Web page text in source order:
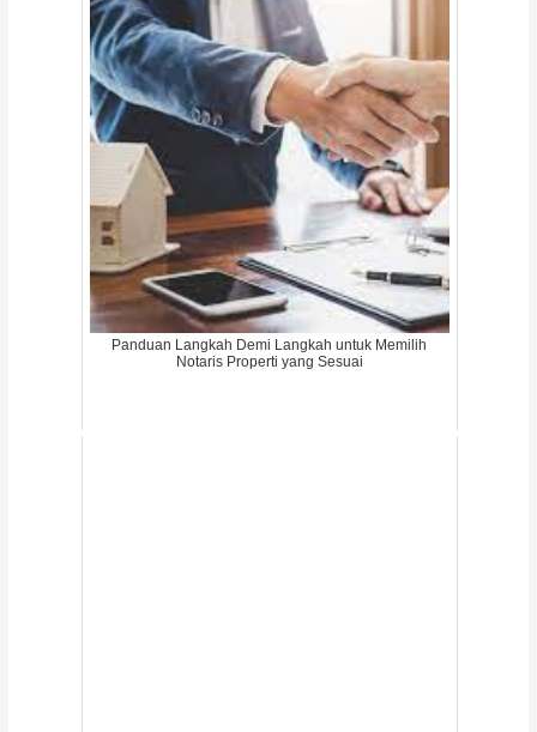
Panduan Langkah Demi Langkah untuk Memilih
Notaris Properti yang Sesuai